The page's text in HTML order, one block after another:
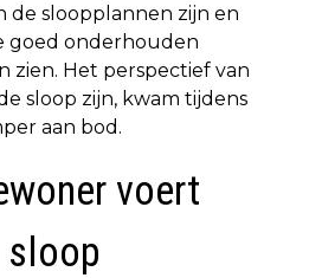
de sloopplannen zijn en
goed onderhouden
zien. Het perspectief van
sloop zijn, kwam tijdens
aan bod.
voert